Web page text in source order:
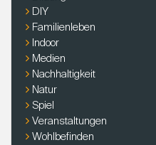
DIY
Familienleben
Indoor
Medien
Nachhaltigkeit
Natur
Spiel
Veranstaltungen
Wohlbefinden